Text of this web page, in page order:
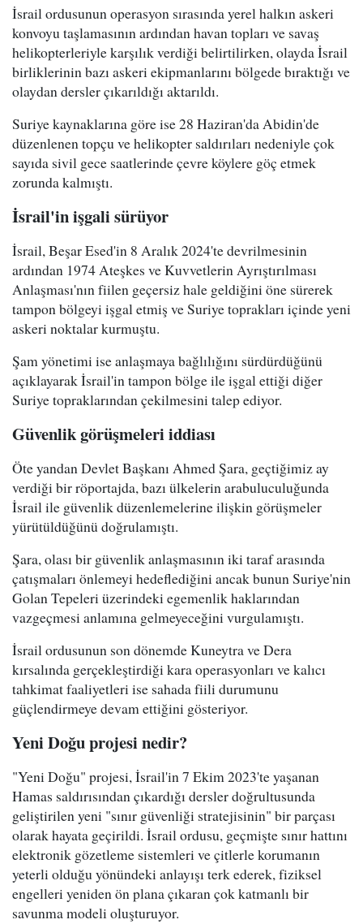
İsrail ordusunun operasyon sırasında yerel halkın askeri
konvoyu taşlamasının ardından havan topları ve savaş
helikopterleriyle karşılık verdiği belirtilirken, olayda İsrail
birliklerinin bazı askeri ekipmanlarını bölgede bıraktığı ve
olaydan dersler çıkarıldığı aktarıldı.
Suriye kaynaklarına göre ise 28 Haziran'da Abidin'de
düzenlenen topçu ve helikopter saldırıları nedeniyle çok
sayıda sivil gece saatlerinde çevre köylere göç etmek
zorunda kalmıştı.
İsrail'in işgali sürüyor
İsrail, Beşar Esed'in 8 Aralık 2024'te devrilmesinin
ardından 1974 Ateşkes ve Kuvvetlerin Ayrıştırılması
Anlaşması'nın fiilen geçersiz hale geldiğini öne sürerek
tampon bölgeyi işgal etmiş ve Suriye toprakları içinde yeni
askeri noktalar kurmuştu.
Şam yönetimi ise anlaşmaya bağlılığını sürdürdüğünü
açıklayarak İsrail'in tampon bölge ile işgal ettiği diğer
Suriye topraklarından çekilmesini talep ediyor.
Güvenlik görüşmeleri iddiası
Öte yandan Devlet Başkanı Ahmed Şara, geçtiğimiz ay
verdiği bir röportajda, bazı ülkelerin arabuluculuğunda
İsrail ile güvenlik düzenlemelerine ilişkin görüşmeler
yürütüldüğünü doğrulamıştı.
Şara, olası bir güvenlik anlaşmasının iki taraf arasında
çatışmaları önlemeyi hedeflediğini ancak bunun Suriye'nin
Golan Tepeleri üzerindeki egemenlik haklarından
vazgeçmesi anlamına gelmeyeceğini vurgulamıştı.
İsrail ordusunun son dönemde Kuneytra ve Dera
kırsalında gerçekleştirdiği kara operasyonları ve kalıcı
tahkimat faaliyetleri ise sahada fiili durumunu
güçlendirmeye devam ettiğini gösteriyor.
Yeni Doğu projesi nedir?
"Yeni Doğu" projesi, İsrail'in 7 Ekim 2023'te yaşanan
Hamas saldırısından çıkardığı dersler doğrultusunda
geliştirilen yeni "sınır güvenliği stratejisinin" bir parçası
olarak hayata geçirildi. İsrail ordusu, geçmişte sınır hattını
elektronik gözetleme sistemleri ve çitlerle korumanın
yeterli olduğu yönündeki anlayışı terk ederek, fiziksel
engelleri yeniden ön plana çıkaran çok katmanlı bir
savunma modeli oluşturuyor.